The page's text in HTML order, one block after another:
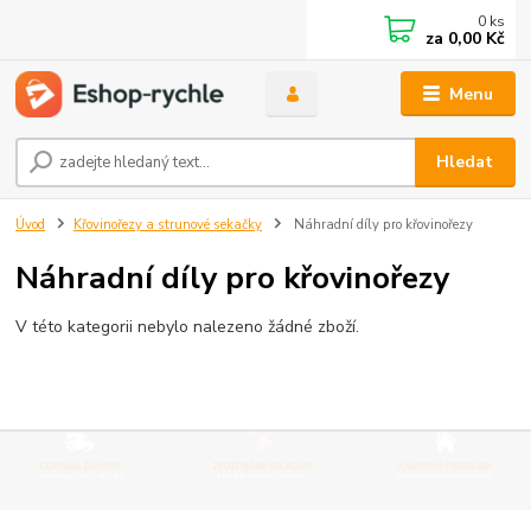
Menu
Hledat
0 ks
za 0,00 Kč
Úvod Křovinořezy a strunové sekačky Náhradní díly pro křovinořezy
Náhradní díly pro křovinořezy
V této kategorii nebylo nalezeno žádné zboží.